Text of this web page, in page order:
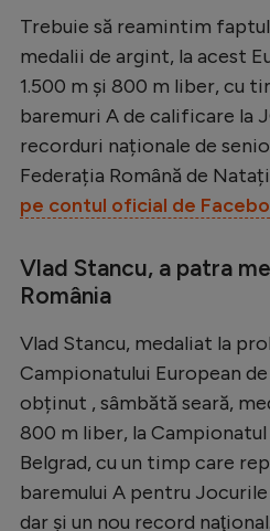
Auto
Rugby
Alte sporturi
JO 2024
JO 2026
Intră în cont
Creează cont
Trebuie să reamintim
medalii de argint, la acest
1.500 m și 800 m liber, cu
baremuri A de calificare la
recorduri naționale de
Federația Română de
pe contul oficial de
Vlad Stancu, a patra
România
Vlad Stancu, medaliat la
Campionatului European
obținut , sâmbătă seară,
800 m liber, la Campionatul
Belgrad, cu un timp care
baremului A pentru
dar şi un nou record naţional.